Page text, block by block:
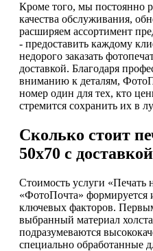
Кроме того, мы постоянно
качества обслуживания,
расширяем ассортимент
- предоставить каждому
недорого заказать
доставкой. Благодаря
вниманию к деталям,
номер один для тех, кто
стремится сохранить их в
Сколько стоит
50х70 с доставкой
Стоимость услуги «Печать
«ФотоПочта» формируется
ключевых факторов.
выбранный материал
подразумеваются
специально обработанные